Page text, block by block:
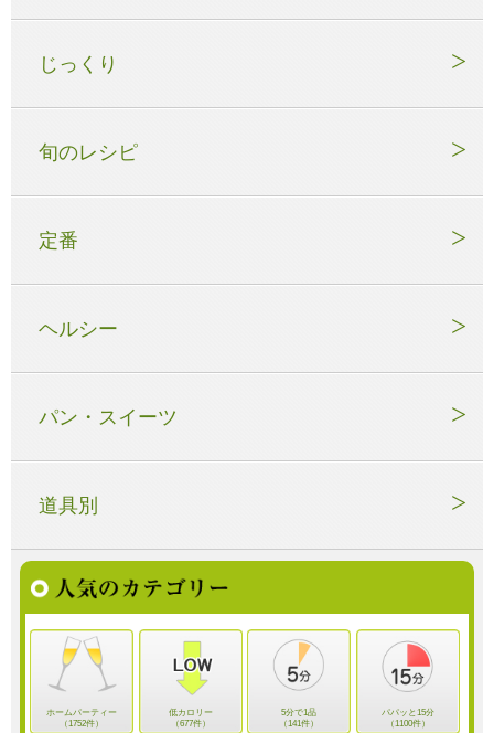
じっくり
旬のレシピ
定番
ヘルシー
パン・スイーツ
道具別
ホームパーティー
（1752件）
低カロリー
（677件）
5分で1品
（141件）
パパッと15分
（1100件）